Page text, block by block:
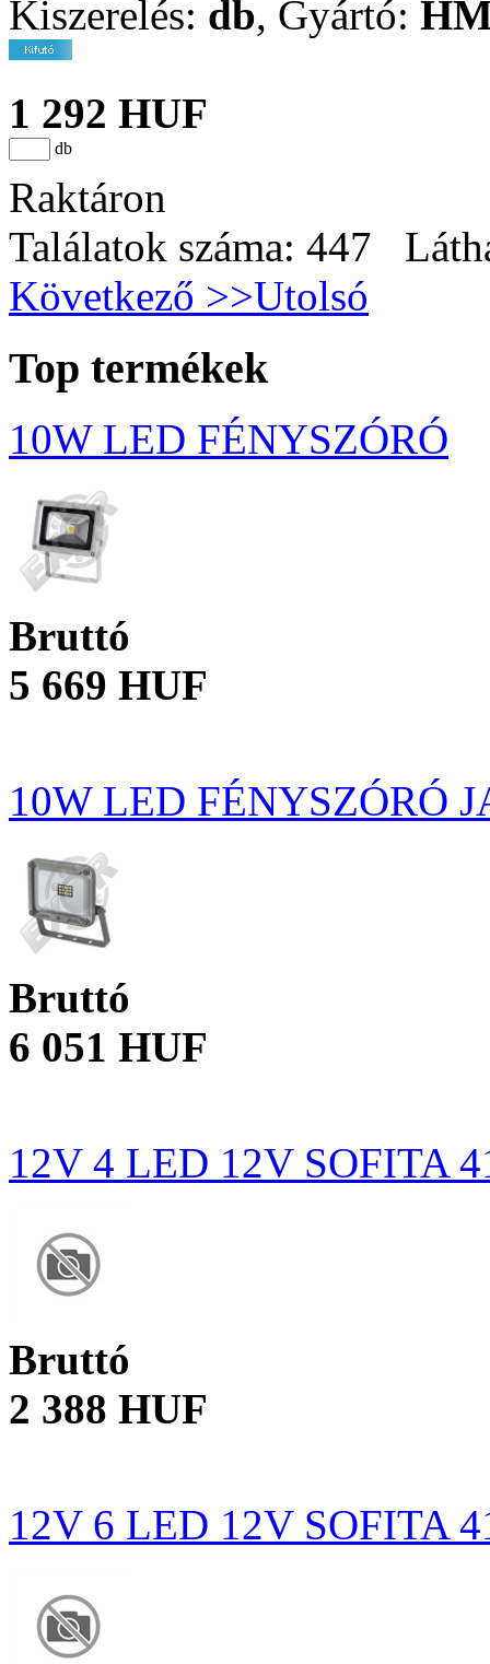
Kiszerelés: db, Gyártó:
1 292 HUF
db
Raktáron
Találatok száma: 447
Következő >>Utolsó
Top termékek
10W LED FÉNYSZÓRÓ
Bruttó
5 669 HUF
10W LED FÉNYSZÓRÓ
Bruttó
6 051 HUF
12V 4 LED 12V SOFITA
Bruttó
2 388 HUF
12V 6 LED 12V SOFITA